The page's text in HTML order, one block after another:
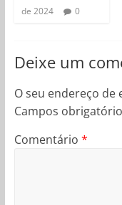
de 2024
0
Deixe um
O seu endereço de
Campos
Comentário *